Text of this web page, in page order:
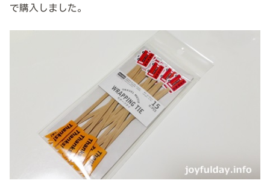
で購入しました。